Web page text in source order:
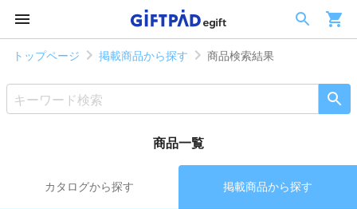
トップページ 掲載商品から探す 商品検索結果
商品一覧
カタログから探す 掲載商品から探す